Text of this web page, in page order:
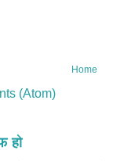
Home
(Atom)
हो